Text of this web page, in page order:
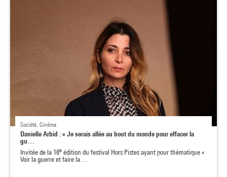
Société, Cinéma
Danielle Arbid : « Je serais allée au bout du monde pour effacer la
gu…
Invitée de la 18e édition du festival Hors Pistes ayant pour thématique «
Voir la guerre et faire la…